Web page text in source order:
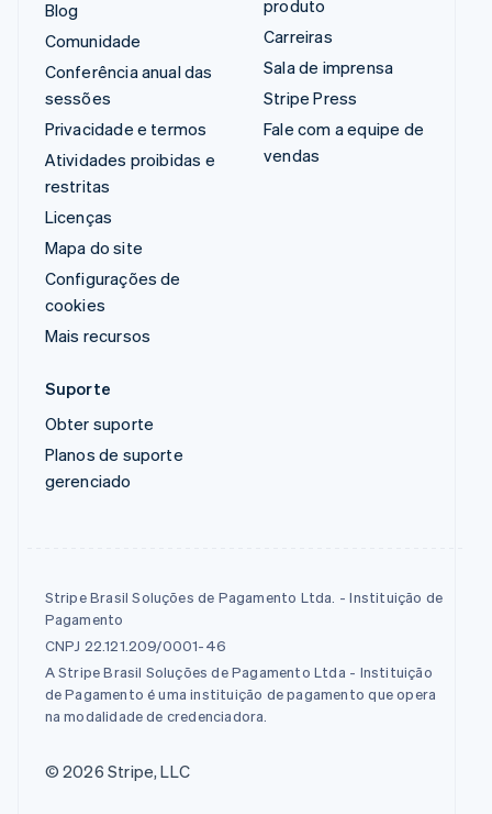
Blog
Comunidade
Conferência anual das
sessões
Privacidade e termos
Atividades proibidas e
restritas
Licenças
Mapa do site
Configurações de
cookies
Mais recursos
produto
Carreiras
Sala de imprensa
Stripe Press
Fale com a equipe de
vendas
Suporte
Obter suporte
Planos de suporte
gerenciado
Stripe Brasil Soluções de Pagamento Ltda. - Instituição de
Pagamento
CNPJ 22.121.209/0001-46
A Stripe Brasil Soluções de Pagamento Ltda - Instituição
de Pagamento é uma instituição de pagamento que opera
na modalidade de credenciadora.
© 2026 Stripe, LLC